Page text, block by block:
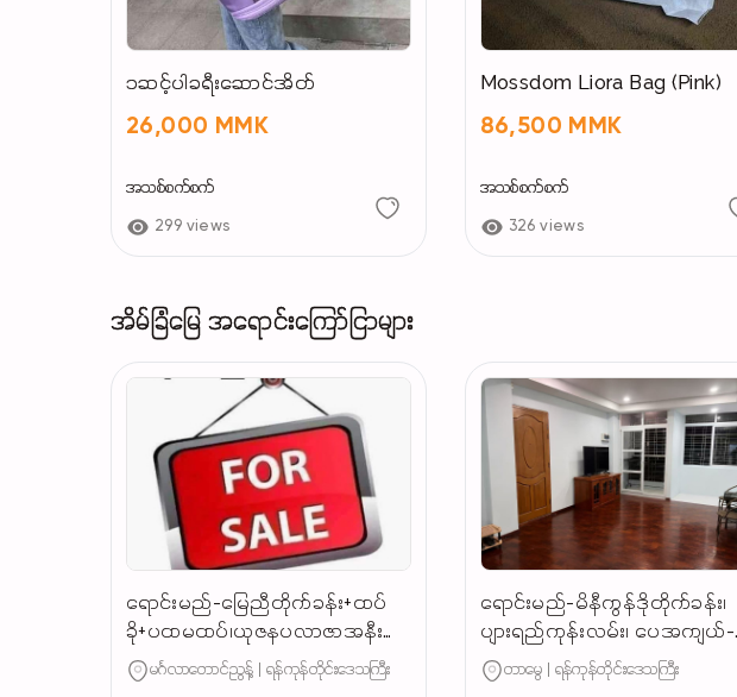
၁ဆင့်ပါခရီးဆောင်အိတ်
26,000 MMK
အသစ်စက်စက်
299 views
Mossdom Liora Bag (Pink)
86,500 MMK
အသစ်စက်စက်
326 views
အိမ်ခြံမြေ အရောင်းကြော်ငြာများ
ရောင်းမည်-မြေညီတိုက်ခန်း+ထပ်
ခို+ပထမထပ်၊ယုဇနပလာဇာအနီး
အောင်သပြေလမ်း၊(ဖုန်းနှင့်ဖုန်း
မင်္ဂလာတောင်ညွန့် | ရန်ကုန်တိုင်းဒေသကြီး
ရောင်းမည်-မိနီကွန်ဒိုတိုက်ခန်း၊
ပျားရည်ကုန်းလမ်း၊ ပေအကျယ်-
(၁၇'×၅၅')5F, Mbr-1,ပြင်ဆင်ပြီး၊
တာမွေ | ရန်ကုန်တိုင်းဒေသကြီး